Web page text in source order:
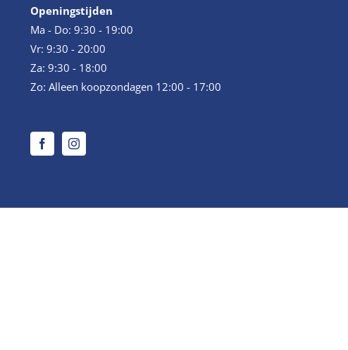
Openingstijden
Ma - Do: 9:30 - 19:00
Vr: 9:30 - 20:00
Za: 9:30 - 18:00
Zo: Alleen koopzondagen 12:00 - 17:00